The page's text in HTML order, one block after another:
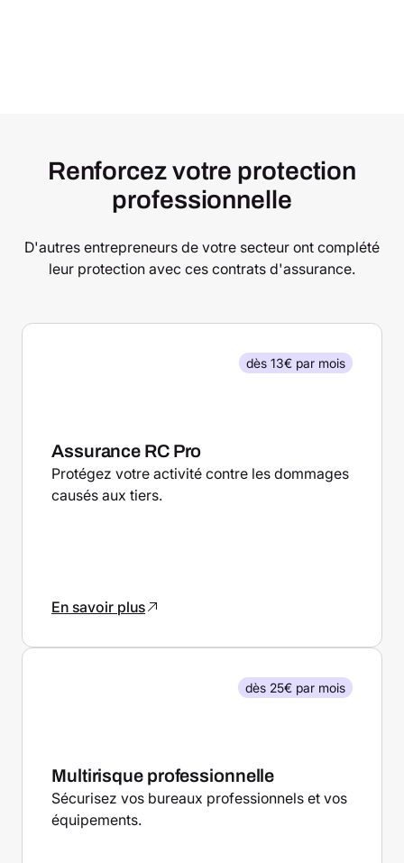
Renforcez votre protection
professionnelle
D'autres entrepreneurs de votre secteur ont complété
leur protection avec ces contrats d'assurance.
Assurance RC Pro
Protégez votre activité contre les dommages
causés aux tiers.
En savoir plus
dès 13€ par mois
Multirisque professionnelle
Sécurisez vos bureaux professionnels et vos
équipements.
dès 25€ par mois